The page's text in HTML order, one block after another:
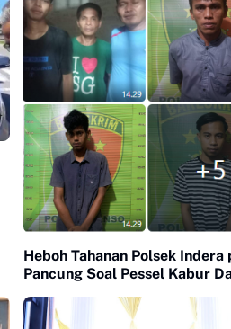
Heboh Tahanan Polsek Indera
Pancung Soal Pessel Kabur